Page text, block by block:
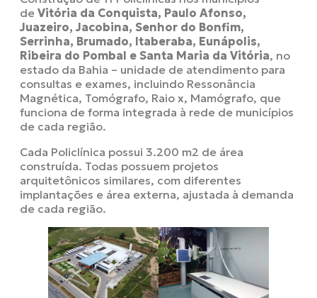
de Vitória da Conquista, Paulo Afonso,
Juazeiro, Jacobina, Senhor do Bonfim,
Serrinha, Brumado, Itaberaba, Eunápolis,
Ribeira do Pombal e Santa Maria da Vitória, no
estado da Bahia – unidade de atendimento para
consultas e exames, incluindo Ressonância
Magnética, Tomógrafo, Raio x, Mamógrafo, que
funciona de forma integrada à rede de municípios
de cada região.
Cada Policlínica possui 3.200 m2 de área
construída. Todas possuem projetos
arquitetônicos similares, com diferentes
implantações e área externa, ajustada à demanda
de cada região.